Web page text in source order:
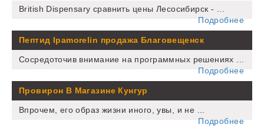
British Dispensary сравнить цены Лесосибирск - ...
Подробнее
Пептид Ipamorelin продажа Благовещенск
Сосредоточив внимание на программных решениях ...
Подробнее
Провирон В Магазине Кунгур
Впрочем, его образ жизни иного, увы, и не ...
Подробнее